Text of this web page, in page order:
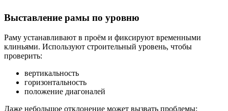
Выставление рамы по уровню
Раму устанавливают в проём и фиксируют временными
клиньями. Используют строительный уровень, чтобы
проверить:
вертикальность
горизонтальность
положение диагоналей
Даже небольшое отклонение может вызвать проблемы: